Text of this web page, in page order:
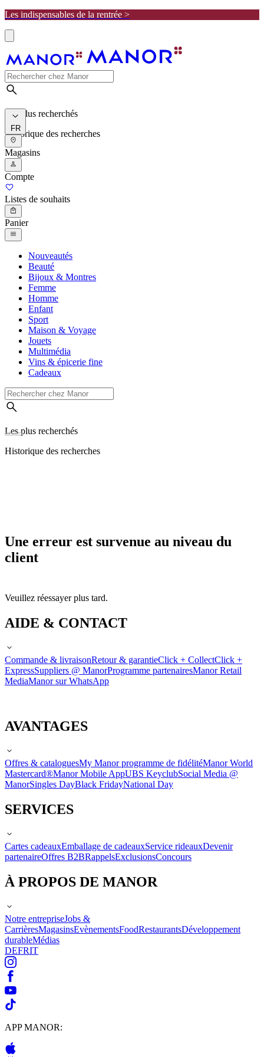
Les indispensables de la rentrée >
Les plus recherchés
Historique des recherches
FR
Magasins
Compte
Listes de souhaits
Panier
Nouveautés
Beauté
Bijoux & Montres
Femme
Homme
Enfant
Sport
Maison & Voyage
Jouets
Multimédia
Vins & épicerie fine
Cadeaux
Les plus recherchés
Historique des recherches
Une erreur est survenue au niveau du
client
Veuillez réessayer plus tard.
AIDE & CONTACT
Commande & livraisonRetour & garantieClick + CollectClick +
ExpressSuppliers @ ManorProgramme partenairesManor Retail
MediaManor sur WhatsApp
AVANTAGES
Offres & cataloguesMy Manor programme de fidélitéManor World
Mastercard®Manor Mobile AppUBS KeyclubSocial Media @
ManorSingles DayBlack FridayNational Day
SERVICES
Cartes cadeauxEmballage de cadeauxService rideauxDevenir
partenaireOffres B2BRappelsExclusionsConcours
À PROPOS DE MANOR
Notre entrepriseJobs &
CarrièresMagasinsEvènementsFoodRestaurantsDéveloppement
durableMédias
DEFRIT
APP MANOR: